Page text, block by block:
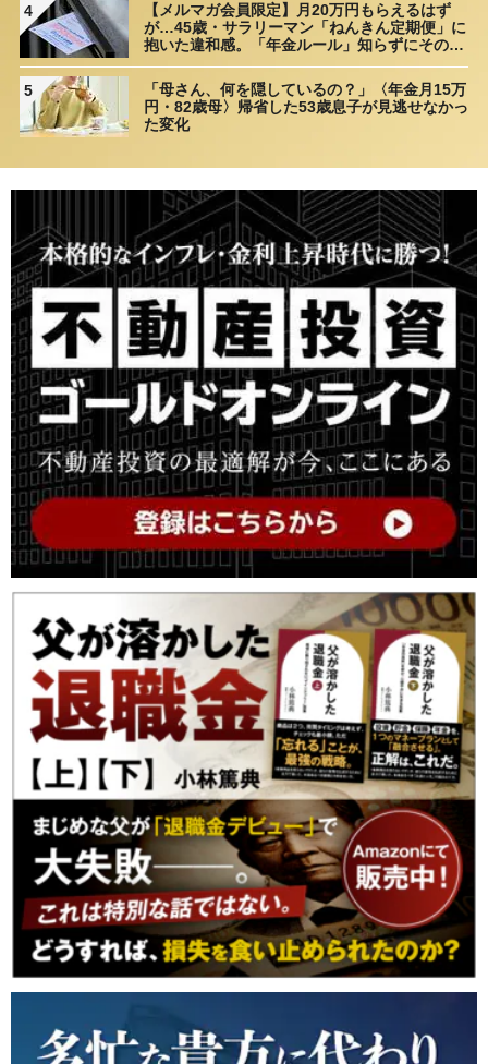
4
【メルマガ会員限定】月20万円もらえるはず
が…45歳・サラリーマン「ねんきん定期便」に
抱いた違和感。「年金ルール」知らずにそのま
ま20年…65歳で受け取ることになる年金額に唖
然「何かの間違いでは？」
5
「母さん、何を隠しているの？」〈年金月15万
円・82歳母〉帰省した53歳息子が見逃せなかっ
た変化